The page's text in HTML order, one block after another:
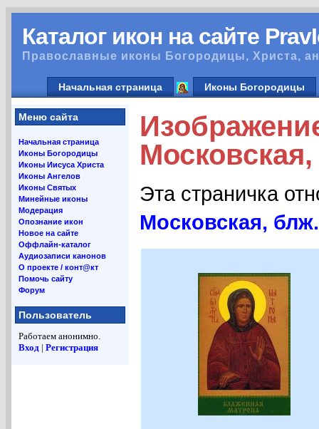
Каталог икон на сайте
Православные иконы Богородицы, Христа,
Начальная страница Иконы Богородицы
Меню сайта
Начальная страница
Иконы Богородицы
Иконы Иисуса Христа
Иконы Ангелов
Иконы Святых
Минейные иконы
Модерация
Опознание икон
Новое на сайте
Оффлайн-каталог
Аудиозаписи канонов
О проекте / конт@кт
Помочь сайту
Форум
Пользователь
Работаем анонимно.
Вход | Регистрация
Эта страничка
Московская, блж.